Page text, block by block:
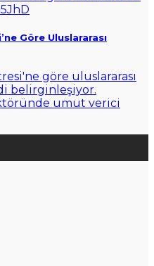
Göre Uluslararası
göre uluslararası
belirginleşiyor.
umut verici